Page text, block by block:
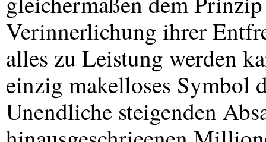
Verinnerlichung ihrer
alles zu Leistung werden
einzig makelloses Symbol
Unendliche steigenden